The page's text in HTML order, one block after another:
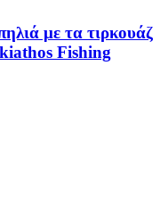
με τα τιρκουάζ
Fishing